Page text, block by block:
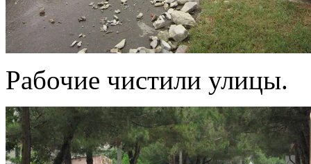
Рабочие чистили улицы.